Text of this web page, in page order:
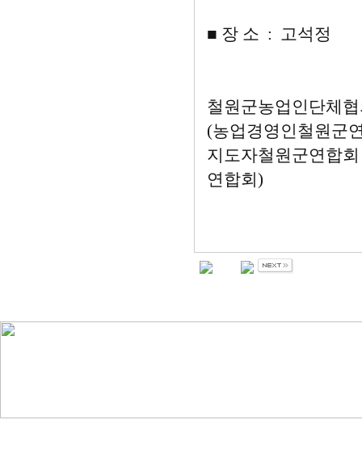
■ 장 소 : 고석정
철원군농업인단체
(농업경영인철원군
지도자철원군연합
연합회)